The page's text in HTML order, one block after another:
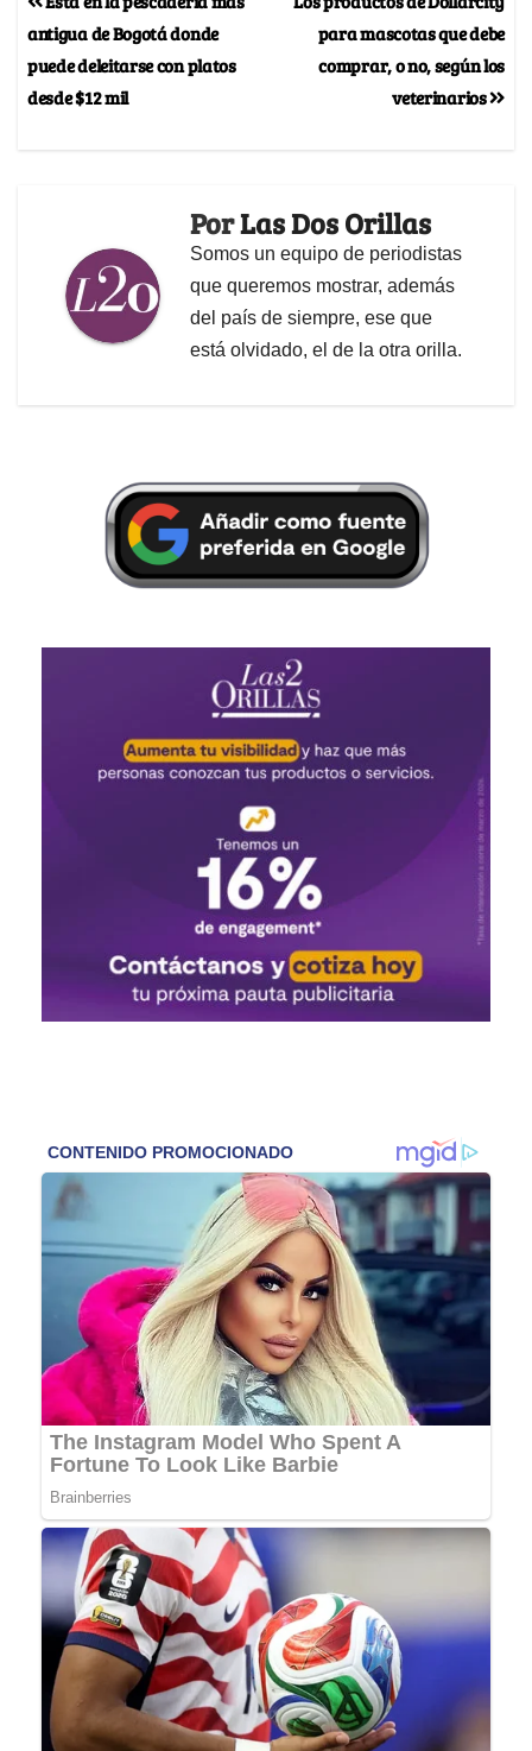
para mascotas que debe
comprar, o no, según los
veterinarios
antigua de Bogotá donde
puede deleitarse con platos
desde $12 mil
PorLas Dos Orillas
Somos un equipo de periodistas
que queremos mostrar, además
del país de siempre, ese que
está olvidado, el de la otra orilla.